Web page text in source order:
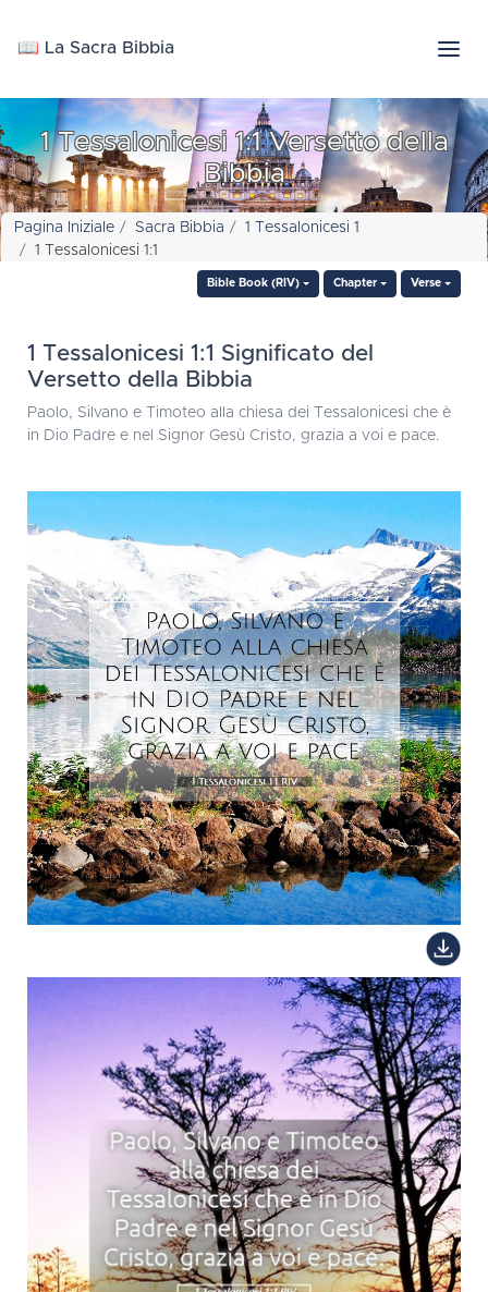
📖 La Sacra Bibbia
1 Tessalonicesi 1:1 Versetto della
Bibbia
Pagina Iniziale Sacra Bibbia
1 Tessalonicesi 1
1 Tessalonicesi 1:1
Bible Book (RIV) Chapter Verse
1 Tessalonicesi 1:1 Significato del
Versetto della Bibbia
Paolo, Silvano e Timoteo alla chiesa dei Tessalonicesi che è
in Dio Padre e nel Signor Gesù Cristo, grazia a voi e pace.